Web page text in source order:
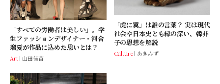
「すべての労働者は美しい」。学
生ファッションデザイナー・河合
瑠夏が作品に込めた思いとは？
Art 山田佳苗
「虎に翼」は誰の言葉？ 実は現代
社会や日本史とも縁の深い、韓非
子の思想を解説
Culture あきみず